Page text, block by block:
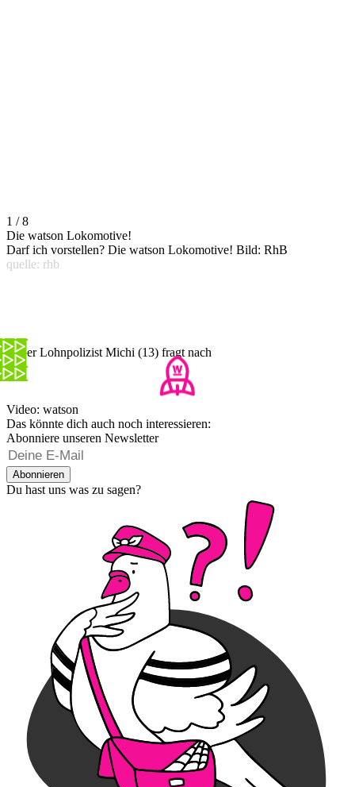
1 / 8
Die watson Lokomotive!
Darf ich vorstellen? Die watson Lokomotive! Bild: RhB
quelle: rhb
Unser Lohnpolizist Michi (13) fragt nach
Video: watson
Das könnte dich auch noch interessieren:
Abonniere unseren Newsletter
Abonnieren
Du hast uns was zu sagen?